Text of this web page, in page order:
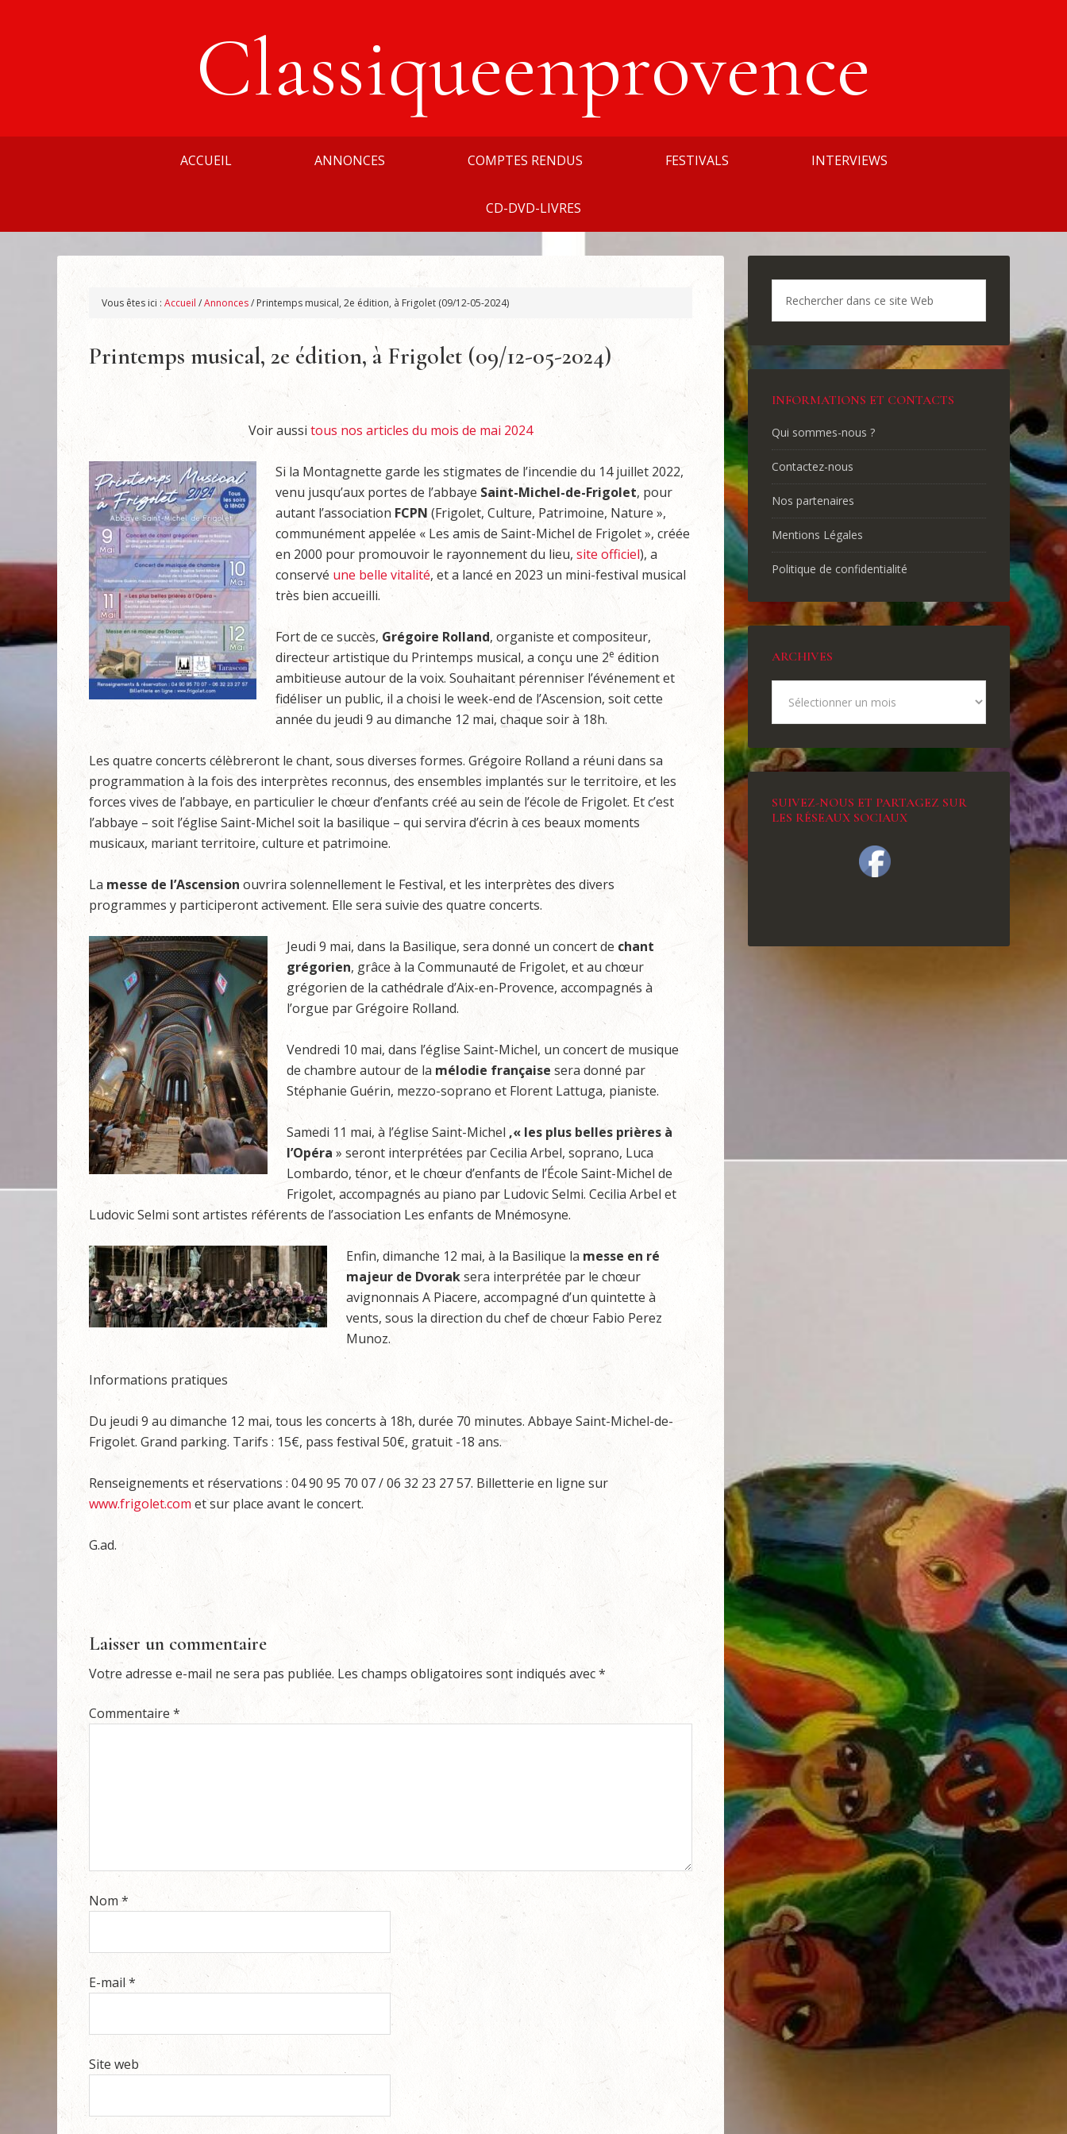
Classiqueenprovence
ACCUEIL ANNONCES COMPTES RENDUS FESTIVALS INTERVIEWS
CD-DVD-LIVRES
Vous êtes ici : Accueil /Annonces/ Printemps musical, 2e édition, à Frigolet (09/12-05-2024)
Printemps musical, 2e édition, à Frigolet (09/12-05-2024)
Voir aussi tous nos articles du mois de mai 2024
Si la Montagnette garde les stigmates de l’incendie du 14 juillet 2022,
venu jusqu’aux portes de l’abbaye Saint-Michel-de-Frigolet, pour
autant l’association FCPN (Frigolet, Culture, Patrimoine, Nature »,
communément appelée « Les amis de Saint-Michel de Frigolet », créée
en 2000 pour promouvoir le rayonnement du lieu, site officiel), a
conservé une belle vitalité, et a lancé en 2023 un mini-festival musical
très bien accueilli.
Fort de ce succès, Grégoire Rolland, organiste et compositeur,
directeur artistique du Printemps musical, a conçu une 2e édition
ambitieuse autour de la voix. Souhaitant pérenniser l’événement et
fidéliser un public, il a choisi le week-end de l’Ascension, soit cette
année du jeudi 9 au dimanche 12 mai, chaque soir à 18h.
Les quatre concerts célèbreront le chant, sous diverses formes. Grégoire Rolland a réuni dans sa
programmation à la fois des interprètes reconnus, des ensembles implantés sur le territoire, et les
forces vives de l’abbaye, en particulier le chœur d’enfants créé au sein de l’école de Frigolet. Et c’est
l’abbaye – soit l’église Saint-Michel soit la basilique – qui servira d’écrin à ces beaux moments
musicaux, mariant territoire, culture et patrimoine.
La messe de l’Ascension ouvrira solennellement le Festival, et les interprètes des divers
programmes y participeront activement. Elle sera suivie des quatre concerts.
Jeudi 9 mai, dans la Basilique, sera donné un concert de chant
grégorien, grâce à la Communauté de Frigolet, et au chœur
grégorien de la cathédrale d’Aix-en-Provence, accompagnés à
l’orgue par Grégoire Rolland.
Vendredi 10 mai, dans l’église Saint-Michel, un concert de musique
de chambre autour de la mélodie française sera donné par
Stéphanie Guérin, mezzo-soprano et Florent Lattuga, pianiste.
Samedi 11 mai, à l’église Saint-Michel ,« les plus belles prières à
l’Opéra » seront interprétées par Cecilia Arbel, soprano, Luca
Lombardo, ténor, et le chœur d’enfants de l’École Saint-Michel de
Frigolet, accompagnés au piano par Ludovic Selmi. Cecilia Arbel et
Ludovic Selmi sont artistes référents de l’association Les enfants de Mnémosyne.
Enfin, dimanche 12 mai, à la Basilique la messe en ré
majeur de Dvoraksera interprétée par le chœur
avignonnais A Piacere, accompagné d’un quintette à
vents, sous la direction du chef de chœur Fabio Perez
Munoz.
Informations pratiques
Du jeudi 9 au dimanche 12 mai, tous les concerts à 18h, durée 70 minutes. Abbaye Saint-Michel-de-
Frigolet. Grand parking. Tarifs : 15€, pass festival 50€, gratuit -18 ans.
Renseignements et réservations : 04 90 95 70 07 / 06 32 23 27 57. Billetterie en ligne sur
www.frigolet.comet sur place avant le concert.
G.ad.
Laisser un commentaire
Votre adresse e-mail ne sera pas publiée. Les champs obligatoires sont indiqués avec*
Commentaire *
Nom*
E-mail*
Site web
INFORMATIONS ET CONTACTS
Qui sommes-nous ?
Contactez-nous
Nos partenaires
Mentions Légales
Politique de confidentialité
ARCHIVES
SUIVEZ-NOUS ET PARTAGEZ SUR
LES RÉSEAUX SOCIAUX